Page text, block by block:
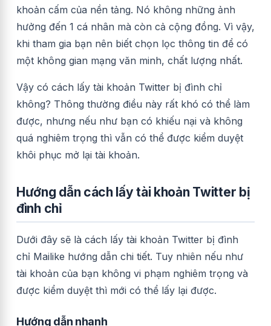
khoản cấm của nền tảng. Nó không những ảnh
hưởng đến 1 cá nhân mà còn cả cộng đồng. Vì vậy,
khi tham gia bạn nên biết chọn lọc thông tin để có
một không gian mạng văn minh, chất lượng nhất.
Vậy có cách lấy tài khoản Twitter bị đình chỉ
không? Thông thường điều này rất khó có thể làm
được, nhưng nếu như bạn có khiếu nại và không
quá nghiêm trọng thì vẫn có thể được kiểm duyệt
khôi phục mở lại tài khoản.
Hướng dẫn cách lấy tài khoản Twitter bị
đình chỉ
Dưới đây sẽ là cách lấy tài khoản Twitter bị đình
chỉ Mailike hướng dẫn chi tiết. Tuy nhiên nếu như
tài khoản của bạn không vi phạm nghiêm trọng và
được kiểm duyệt thì mới có thể lấy lại được.
Hướng dẫn nhanh